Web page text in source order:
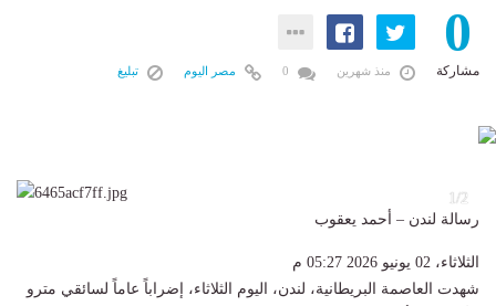
0
مشاركة منذ شهرين مصر اليوم تبليغ
1/2
رسالة لندن – أحمد يعقوب
الثلاثاء، 02 يونيو 2026 05:27 م
شهدت العاصمة البريطانية، لندن، اليوم الثلاثاء، إضراباً عاماً لسائقي مترو